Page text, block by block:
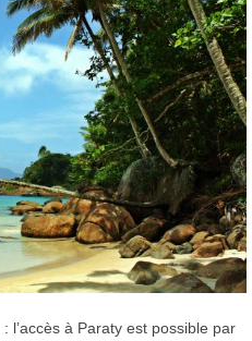
: l’accès à Paraty est possible par